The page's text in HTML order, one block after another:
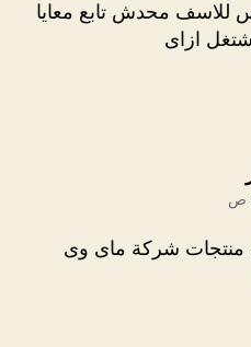
للاسف محدش تابع معايا
ازاى
شركة ماى وى